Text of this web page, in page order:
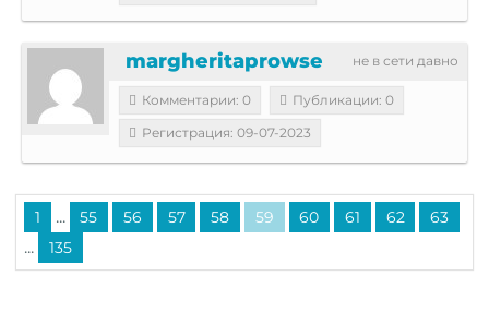
не в сети давно
margheritaprowse
Комментарии: 0
Публикации: 0
Регистрация: 09-07-2023
1 ... 55 56 57 58 59 60 61 62 63
... 135